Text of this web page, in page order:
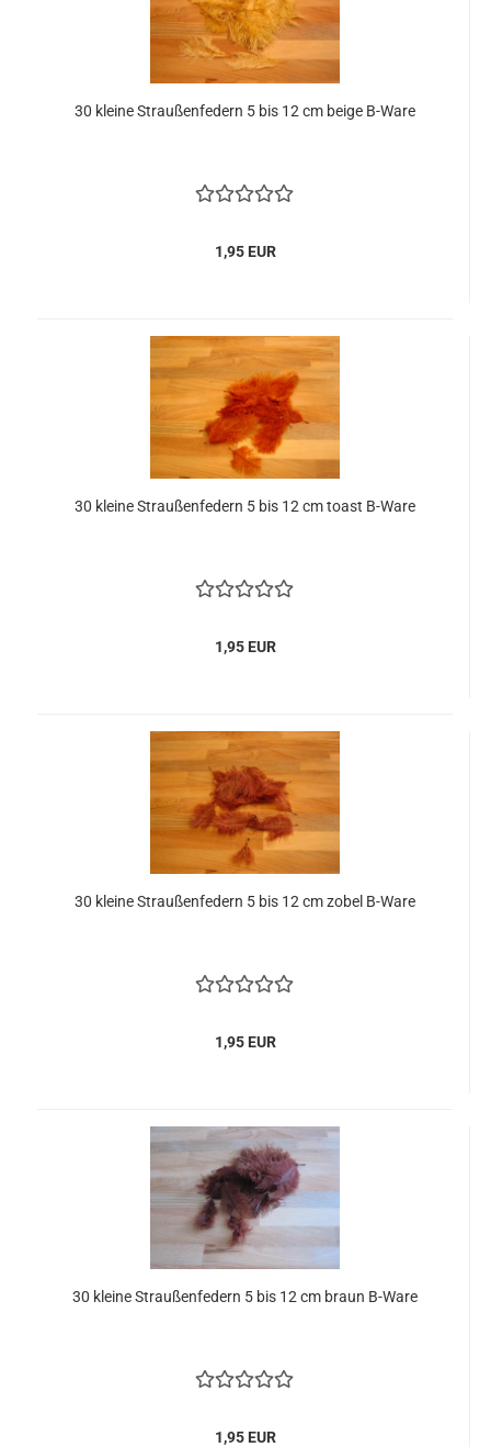
30 kleine Straußenfedern 5 bis 12 cm beige B-Ware
1,95 EUR
30 kleine Straußenfedern 5 bis 12 cm toast B-Ware
1,95 EUR
30 kleine Straußenfedern 5 bis 12 cm zobel B-Ware
1,95 EUR
30 kleine Straußenfedern 5 bis 12 cm braun B-Ware
1,95 EUR